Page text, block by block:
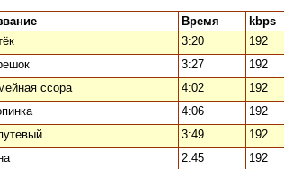
Время kbps
3:20 192
3:27 192
ссора 4:02 192
4:06 192
3:49 192
2:45 192